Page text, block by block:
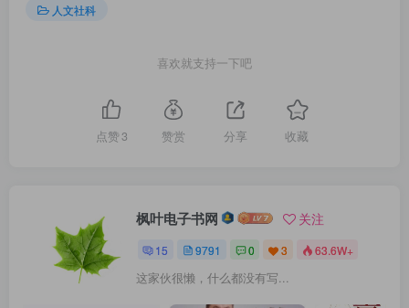
人文社科
喜欢就支持一下吧
点赞3 赞赏 分享 收藏
枫叶电子书网 关注
15 9791 0 3 63.6W+
这家伙很懒，什么都没有写...